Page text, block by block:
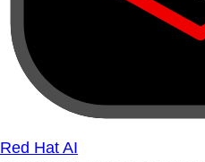
Red Hat AI